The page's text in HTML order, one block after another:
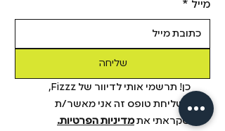
מייל *
שליחה
שקראתי את מדיניות הפרטיות.